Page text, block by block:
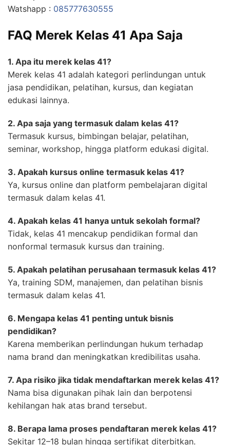
Watshapp : 085777630555
FAQ Merek Kelas 41 Apa Saja
1. Apa itu merek kelas 41?
Merek kelas 41 adalah kategori perlindungan untuk
jasa pendidikan, pelatihan, kursus, dan kegiatan
edukasi lainnya.
2. Apa saja yang termasuk dalam kelas 41?
Termasuk kursus, bimbingan belajar, pelatihan,
seminar, workshop, hingga platform edukasi digital.
3. Apakah kursus online termasuk kelas 41?
Ya, kursus online dan platform pembelajaran digital
termasuk dalam kelas 41.
4. Apakah kelas 41 hanya untuk sekolah formal?
Tidak, kelas 41 mencakup pendidikan formal dan
nonformal termasuk kursus dan training.
5. Apakah pelatihan perusahaan termasuk kelas 41?
Ya, training SDM, manajemen, dan pelatihan bisnis
termasuk dalam kelas 41.
6. Mengapa kelas 41 penting untuk bisnis
pendidikan?
Karena memberikan perlindungan hukum terhadap
nama brand dan meningkatkan kredibilitas usaha.
7. Apa risiko jika tidak mendaftarkan merek kelas 41?
Nama bisa digunakan pihak lain dan berpotensi
kehilangan hak atas brand tersebut.
8. Berapa lama proses pendaftaran merek kelas 41?
Sekitar 12–18 bulan hingga sertifikat diterbitkan.